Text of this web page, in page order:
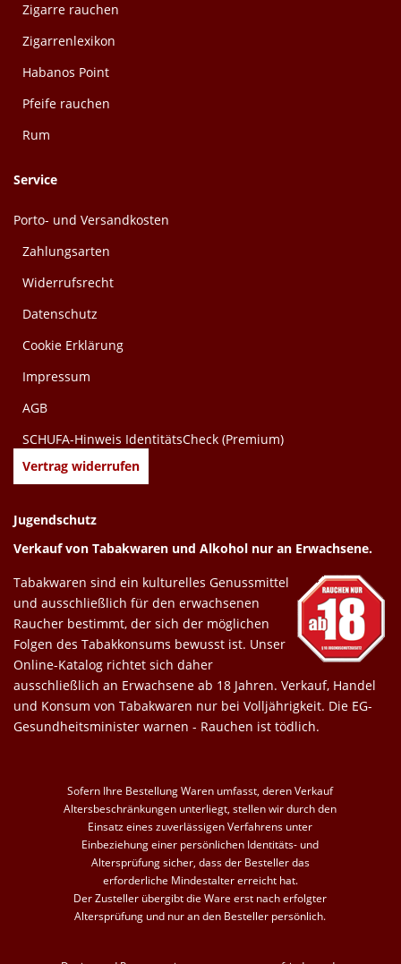
Zigarre rauchen
Zigarrenlexikon
Habanos Point
Pfeife rauchen
Rum
Service
Porto- und Versandkosten
Zahlungsarten
Widerrufsrecht
Datenschutz
Cookie Erklärung
Impressum
AGB
SCHUFA-Hinweis IdentitätsCheck (Premium)
Vertrag widerrufen
Jugendschutz
Verkauf von Tabakwaren und Alkohol nur an Erwachsene.
Tabakwaren sind ein kulturelles Genussmittel
und ausschließlich für den erwachsenen
Raucher bestimmt, der sich der möglichen
Folgen des Tabakkonsums bewusst ist. Unser
Online-Katalog richtet sich daher
ausschließlich an Erwachsene ab 18 Jahren. Verkauf, Handel
und Konsum von Tabakwaren nur bei Volljährigkeit. Die EG-
Gesundheitsminister warnen - Rauchen ist tödlich.
Sofern Ihre Bestellung Waren umfasst, deren Verkauf
Altersbeschränkungen unterliegt, stellen wir durch den
Einsatz eines zuverlässigen Verfahrens unter
Einbeziehung einer persönlichen Identitäts- und
Altersprüfung sicher, dass der Besteller das
erforderliche Mindestalter erreicht hat.
Der Zusteller übergibt die Ware erst nach erfolgter
Altersprüfung und nur an den Besteller persönlich.